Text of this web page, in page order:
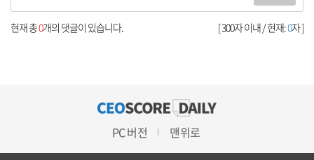
[ 300자 이내 / 현재:0자 ]
현재 총0개의 댓글이 있습니다.
PC 버전 맨위로